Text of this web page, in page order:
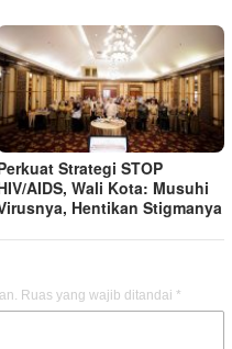
Strategi STOP
AIDS, Wali Kota: Musuhi
Hentikan Stigmanya
Ruas yang wajib ditandai *